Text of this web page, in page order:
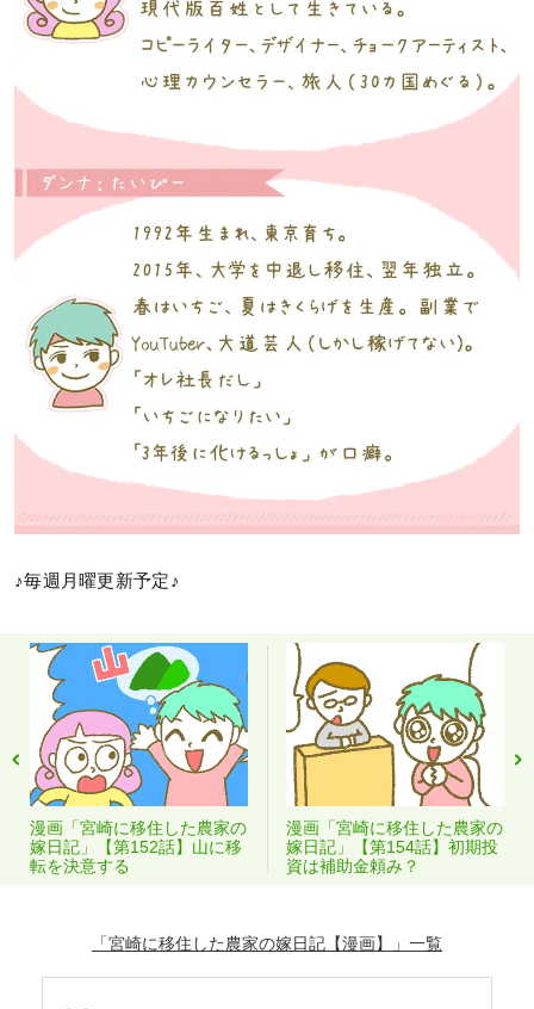
♪毎週月曜更新予定♪
漫画「宮崎に移住した農家の
嫁日記」【第152話】山に移
転を決意する
漫画「宮崎に移住した農家の
嫁日記」【第154話】初期投
資は補助金頼み？
「宮崎に移住した農家の嫁日記【漫画】」